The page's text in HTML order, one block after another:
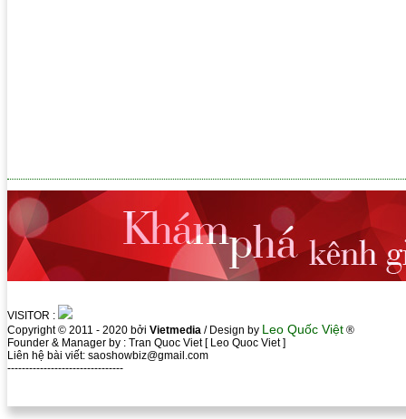
VISITOR :
Copyright © 2011 - 2020 bởi Vietmedia / Design by Leo Quốc Việt ®
Founder & Manager by : Tran Quoc Viet [ Leo Quoc Viet ]
Liên hệ bài viết: saoshowbiz@gmail.com
--------------------------------